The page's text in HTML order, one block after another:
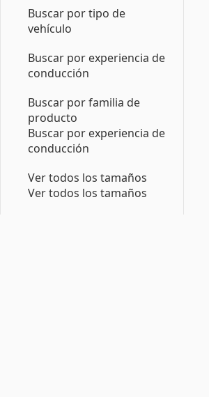
Buscar por tipo de
vehículo
Buscar por experiencia de
conducción
Buscar por familia de
producto
Buscar por experiencia de
conducción
Ver todos los tamaños
Ver todos los tamaños